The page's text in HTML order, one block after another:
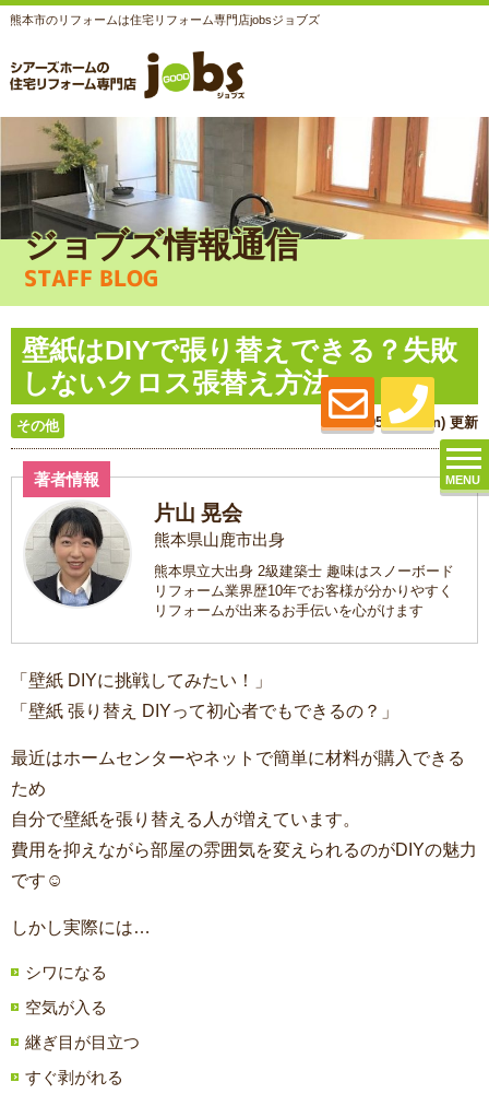
熊本市のリフォームは住宅リフォーム専門店jobsジョブズ
MENU
ジョブズ情報通信
STAFF BLOG
壁紙はDIYで張り替えできる？失敗
しないクロス張替え方法
その他 2026.05.18 (Mon) 更新
著者情報
片山 晃会
熊本県山鹿市出身
熊本県立大出身 2級建築士 趣味はスノーボード
リフォーム業界歴10年でお客様が分かりやすく
リフォームが出来るお手伝いを心がけます
「壁紙 DIYに挑戦してみたい！」
「壁紙 張り替え DIYって初心者でもできるの？」
最近はホームセンターやネットで簡単に材料が購入できる
ため
自分で壁紙を張り替える人が増えています。
費用を抑えながら部屋の雰囲気を変えられるのがDIYの魅力
です☺
しかし実際には…
シワになる
空気が入る
継ぎ目が目立つ
すぐ剥がれる